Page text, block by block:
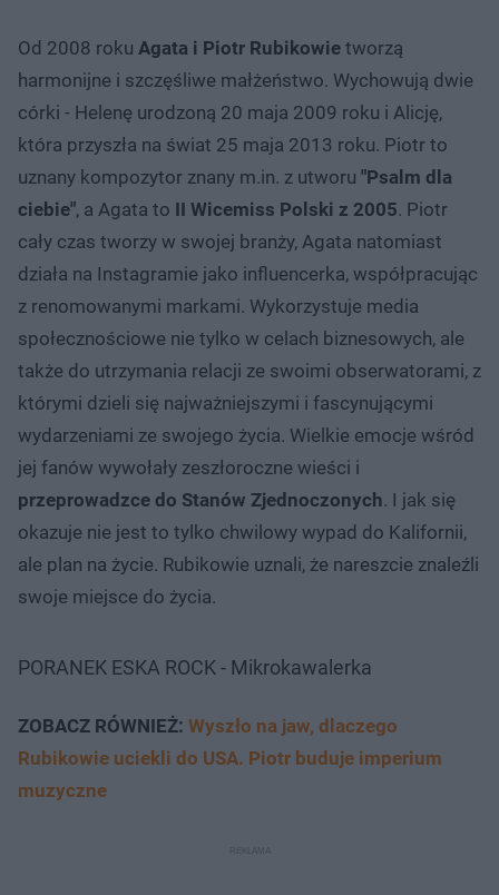
Od 2008 roku Agata i Piotr Rubikowie tworzą
harmonijne i szczęśliwe małżeństwo. Wychowują dwie
córki - Helenę urodzoną 20 maja 2009 roku i Alicję,
która przyszła na świat 25 maja 2013 roku. Piotr to
uznany kompozytor znany m.in. z utworu "Psalm dla
ciebie", a Agata to II Wicemiss Polski z 2005. Piotr
cały czas tworzy w swojej branży, Agata natomiast
działa na Instagramie jako influencerka, współpracując
z renomowanymi markami. Wykorzystuje media
społecznościowe nie tylko w celach biznesowych, ale
także do utrzymania relacji ze swoimi obserwatorami, z
którymi dzieli się najważniejszymi i fascynującymi
wydarzeniami ze swojego życia. Wielkie emocje wśród
jej fanów wywołały zeszłoroczne wieści i
przeprowadzce do Stanów Zjednoczonych. I jak się
okazuje nie jest to tylko chwilowy wypad do Kalifornii,
ale plan na życie. Rubikowie uznali, że nareszcie znaleźli
swoje miejsce do życia.
PORANEK ESKA ROCK - Mikrokawalerka
ZOBACZ RÓWNIEŻ: Wyszło na jaw, dlaczego
Rubikowie uciekli do USA. Piotr buduje imperium
muzyczne